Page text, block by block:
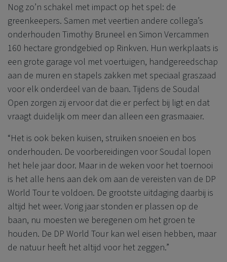
Nog zo’n schakel met impact op het spel: de
greenkeepers. Samen met veertien andere collega’s
onderhouden Timothy Bruneel en Simon Vercammen
160 hectare grondgebied op Rinkven. Hun werkplaats is
een grote garage vol met voertuigen, handgereedschap
aan de muren en stapels zakken met speciaal graszaad
voor elk onderdeel van de baan. Tijdens de Soudal
Open zorgen zij ervoor dat die er perfect bij ligt en dat
vraagt duidelijk om meer dan alleen een grasmaaier.
“Het is ook beken kuisen, struiken snoeien en bos
onderhouden. De voorbereidingen voor Soudal lopen
het hele jaar door. Maar in de weken voor het toernooi
is het alle hens aan dek om aan de vereisten van de DP
World Tour te voldoen. De grootste uitdaging daarbij is
altijd het weer. Vorig jaar stonden er plassen op de
baan, nu moesten we beregenen om het groen te
houden. De DP World Tour kan wel eisen hebben, maar
de natuur heeft het altijd voor het zeggen.”